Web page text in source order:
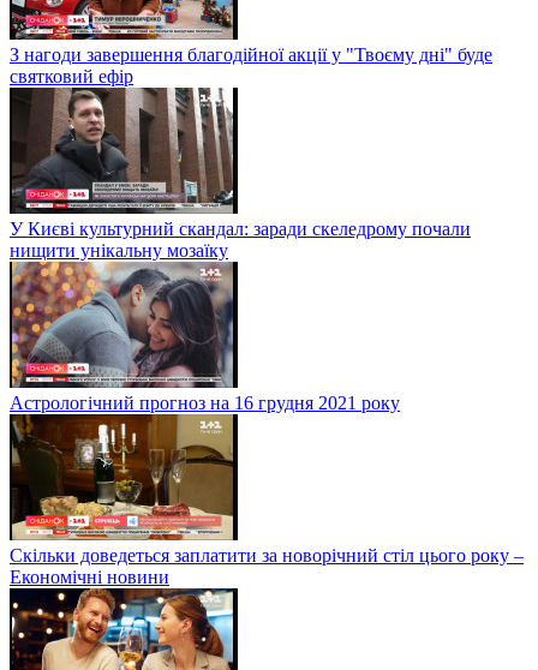
З нагоди завершення благодійної акції у "Твоєму дні" буде
святковий ефір
У Києві культурний скандал: заради скеледрому почали
нищити унікальну мозаїку
Астрологічний прогноз на 16 грудня 2021 року
Скільки доведеться заплатити за новорічний стіл цього року –
Економічні новини